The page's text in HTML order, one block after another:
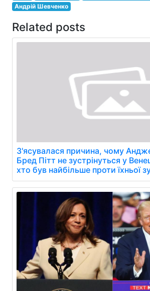
Андрій Шевченко
Related posts
З'ясувалася причина, чому
Бред Пітт не зустрінуться у
хто був найбільше проти їхньої